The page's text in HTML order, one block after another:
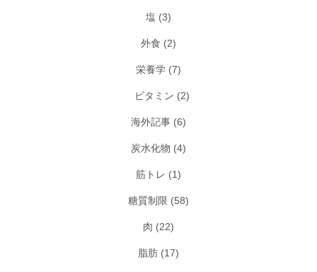
塩 (3)
外食 (2)
栄養学 (7)
ビタミン (2)
海外記事 (6)
炭水化物 (4)
筋トレ (1)
糖質制限 (58)
肉 (22)
脂肪 (17)